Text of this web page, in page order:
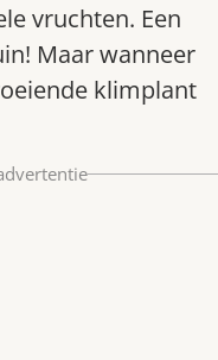
08/2026
vruchten. Een
Maar wanneer
klimplant